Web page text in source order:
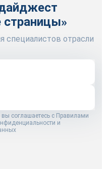
специалистов отрасли
соглашаетесь с Правилами
и